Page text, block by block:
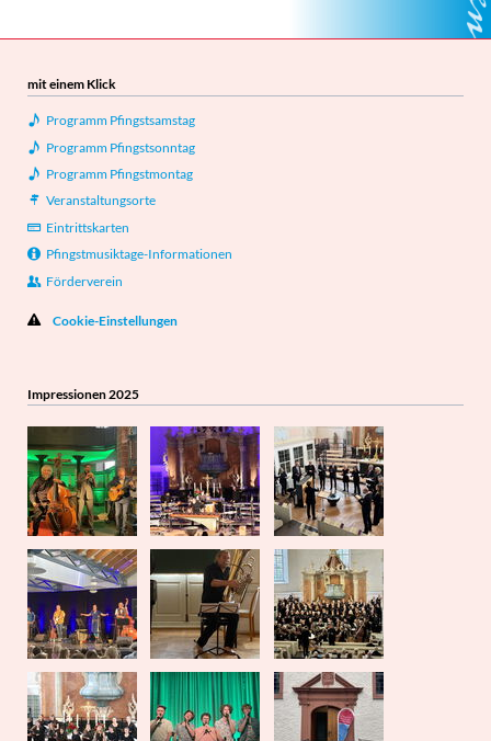
mit einem Klick
Programm Pfingstsamstag
Programm Pfingstsonntag
Programm Pfingstmontag
Veranstaltungsorte
Eintrittskarten
Pfingstmusiktage-Informationen
Förderverein
Cookie-Einstellungen
Impressionen 2025